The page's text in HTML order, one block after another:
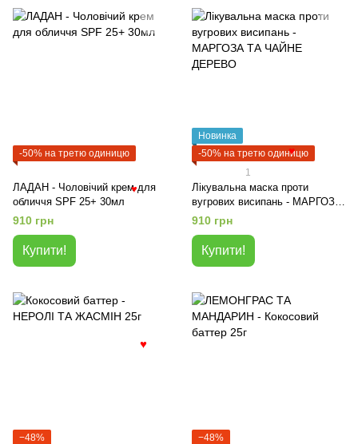
-50% на третю одиницю
ЛАДАН - Чоловічий крем для
обличчя SPF 25+ 30мл
910 грн
Купити!
Новинка
-50% на третю одиницю
1
Лікувальна маска проти
вугрових висипань - МАРГОЗА
ТА ЧАЙНЕ ДЕРЕВО
910 грн
Купити!
−48%
−48%
♥
♥